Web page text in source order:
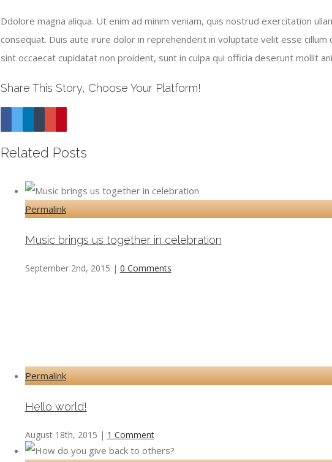
Ddolore magna aliqua. Ut enim ad minim veniam, quis nostrud exercitation
consequat. Duis aute irure dolor in reprehenderit in voluptate velit esse
sint occaecat cupidatat non proident, sunt in culpa qui officia deserunt mollit
Share This Story, Choose Your Platform!
Related Posts
Permalink
Music brings us together in celebration
September 2nd, 2015 | 0 Comments
Permalink
Hello world!
August 18th, 2015 | 1 Comment